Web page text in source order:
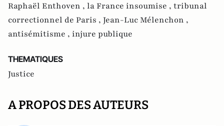
Raphaël Enthoven , la France insoumise , tribunal
correctionnel de Paris , Jean-Luc Mélenchon ,
antisémitisme , injure publique
THEMATIQUES
Justice
A PROPOS DES AUTEURS